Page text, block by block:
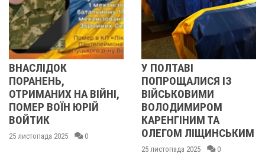
НА ВІЙНІ,
ВОЇН ЮРІЙ
2025 0
У ПОЛТАВІ
ПОПРОЩАЛИСЯ ІЗ
ВІЙСЬКОВИМИ
ВОЛОДИМИРОМ
КАРЕНГІНИМ ТА
ОЛЕГОМ ЛІЩИНСЬКИМ
25 листопада 2025 0
25